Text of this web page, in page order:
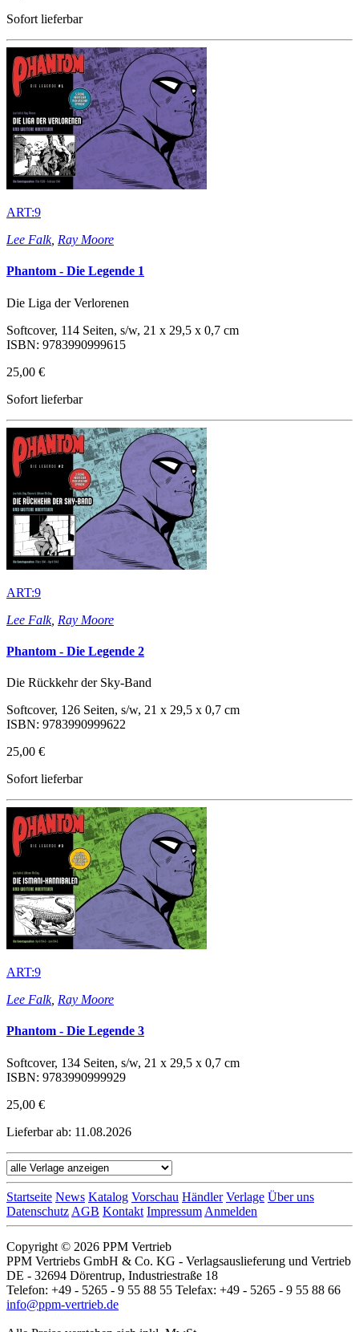
Sofort lieferbar
ART:9
Lee Falk, Ray Moore
Phantom - Die Legende 1
Die Liga der Verlorenen
Softcover, 114 Seiten, s/w, 21 x 29,5 x 0,7 cm
ISBN: 9783990999615
25,00 €
Sofort lieferbar
ART:9
Lee Falk, Ray Moore
Phantom - Die Legende 2
Die Rückkehr der Sky-Band
Softcover, 126 Seiten, s/w, 21 x 29,5 x 0,7 cm
ISBN: 9783990999622
25,00 €
Sofort lieferbar
ART:9
Lee Falk, Ray Moore
Phantom - Die Legende 3
Softcover, 134 Seiten, s/w, 21 x 29,5 x 0,7 cm
ISBN: 9783990999929
25,00 €
Lieferbar ab: 11.08.2026
Startseite News Katalog Vorschau Händler Verlage Über uns
Datenschutz AGB Kontakt Impressum Anmelden
Copyright © 2026 PPM Vertrieb
PPM Vertriebs GmbH & Co. KG - Verlagsauslieferung und Vertrieb
DE - 32694 Dörentrup, Industriestraße 18
Telefon: +49 - 5265 - 9 55 88 55 Telefax: +49 - 5265 - 9 55 88 66
info@ppm-vertrieb.de